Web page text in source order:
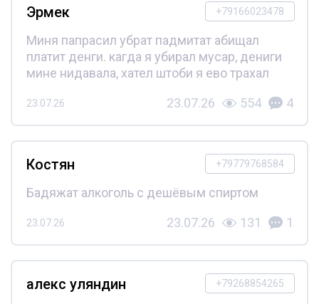
+79166023478
Эрмек
Миня папрасил убрат падмитат абищал
платит денги. кагда я убирал мусар, дениги
мине нидавала, хател штоби я ево трахал
23.07.26 23.07.26 554 4
+79779768584
Костян
Бадяжат алкоголь с дешёвым спиртом
23.07.26 23.07.26 131 1
+79268854265
алекс уляндин